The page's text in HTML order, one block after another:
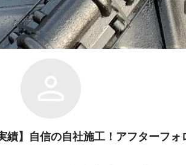
績】自信の自社施工！アフターフォ